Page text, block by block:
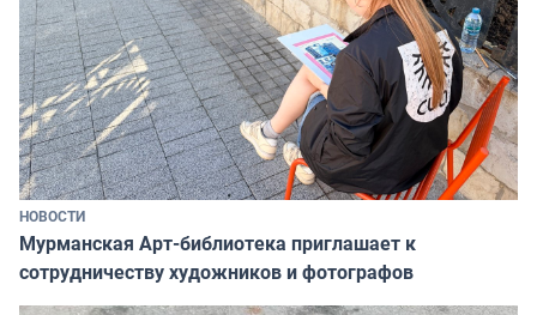
НОВОСТИ
Мурманская Арт-библиотека приглашает к
сотрудничеству художников и фотографов